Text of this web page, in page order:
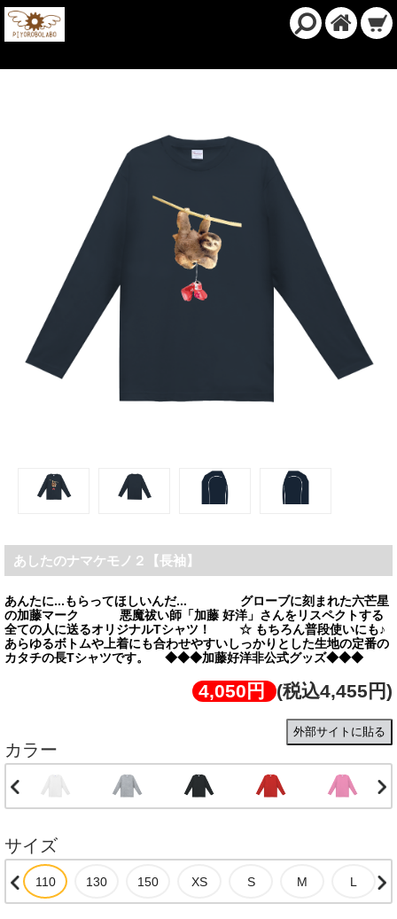
あしたのナマケモノ２【長袖】
あんたに...もらってほしいんだ... グローブに刻まれた六芒星
の加藤マーク 悪魔祓い師「加藤 好洋」さんをリスペクトする
全ての人に送るオリジナルTシャツ！ ☆ もちろん普段使いにも♪
あらゆるボトムや上着にも合わせやすいしっかりとした生地の定番の
カタチの長Tシャツです。 ◆◆◆加藤好洋非公式グッズ◆◆◆
4,050円 (税込4,455円)
外部サイトに貼る
カラー
サイズ